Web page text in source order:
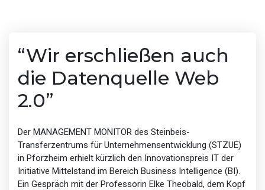
“Wir erschließen auch
die Datenquelle Web
2.0”
Der MANAGEMENT MONITOR des Steinbeis-
Transferzentrums für Unternehmensentwicklung (STZUE)
in Pforzheim erhielt kürzlich den Innovationspreis IT der
Initiative Mittelstand im Bereich Business Intelligence (BI).
Ein Gespräch mit der Professorin Elke Theobald, dem Kopf